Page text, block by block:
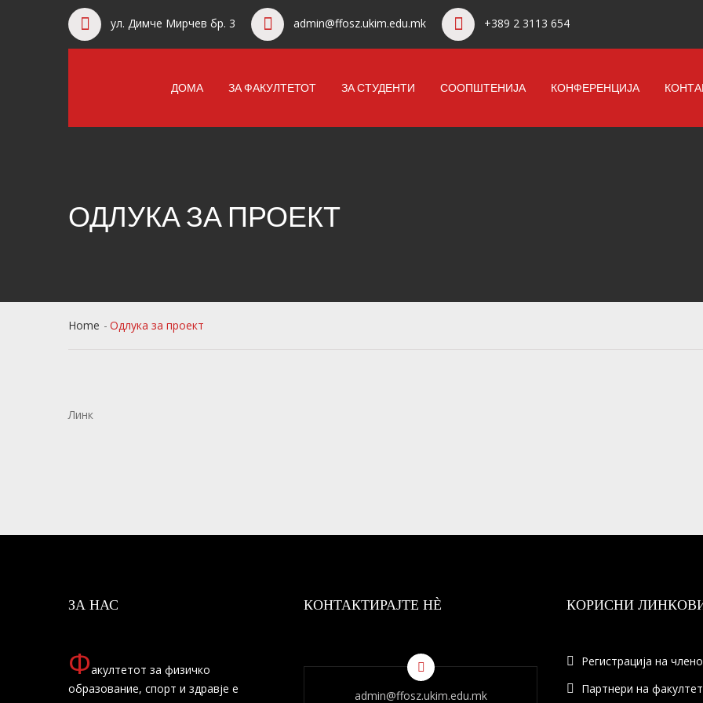
ул. Димче Мирчев бр. 3 admin@ffosz.ukim.edu.mk +389 2 3113 654
ДОМА ЗА ФАКУЛТЕТОТ ЗА СТУДЕНТИ СООПШТЕНИЈА КОНФЕРЕНЦИЈА
ОДЛУКА ЗА ПРОЕКТ
Home Одлука за проект
Линк
ЗА НАС
Факултетот за физичко
образование, спорт и здравје е
КОНТАКТИРАЈТЕ НÈ
admin@ffosz.ukim.edu.mk
КОРИСНИ
Регистрација на
Партнери на